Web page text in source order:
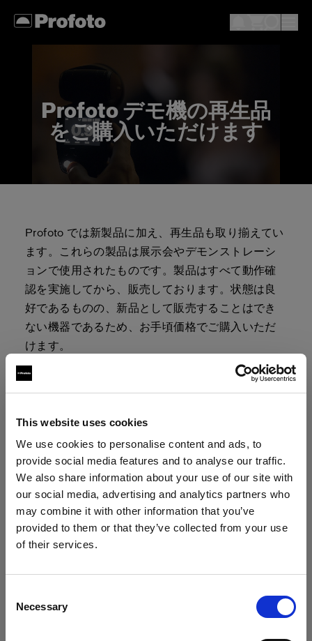
This website uses cookies
We use cookies to personalise content and ads, to
provide social media features and to analyse our traffic.
We also share information about your use of our site with
our social media, advertising and analytics partners who
may combine it with other information that you’ve
provided to them or that they’ve collected from your use
of their services.
Selection
Necessary
地域を変更しますか？
Profoto デモ機の再生品
をご購入いただけます
Profoto では新製品に加え、再生品も取り揃えてい
ます。これらの製品は展示会やデモンストレーシ
ョンで使用されたものです。製品はすべて動作確
認を実施してから、販売しております。状態は良
好であるものの、新品として販売することはでき
ない機器であるため、お手頃価格でご購入いただ
けます。
製品は、ケーブル、バッグ、充電器などのアクセ
の内容に関する詳細は、製品ページをご覧くださ
い。
デモ機はファイナルセールのため、返品
はお受けできません。
ご購入は、各製品の「購入する」ボタンをクリッ
自動的に追加されます。
なお、デモ機の再生品は数に限りがございます。